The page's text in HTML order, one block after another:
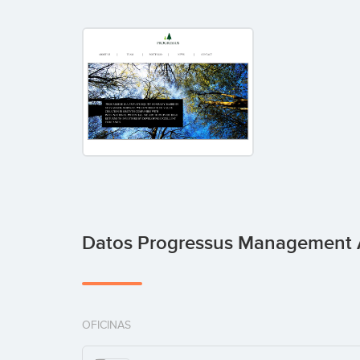
Datos Progressus Management
OFICINAS